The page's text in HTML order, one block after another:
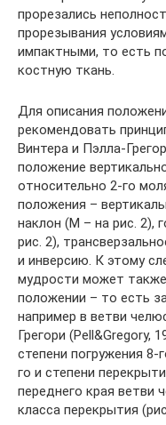
прорезались
прорезывания
импактными, то есть
костную ткань.
Для описания
рекомендовать
Винтера и Пэлла-
положение
относительно 2-го
положения –
наклон (М – на рис. 2),
рис. 2),
и инверсию. К этому
мудрости может
положении – то есть
например в ветви
Грегори (Pell&Gregory,
степени погружения 8-
го и степени
переднего края
класса перекрытия